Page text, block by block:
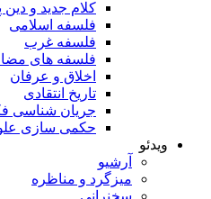
کلام جدید و
فلسفه اسلامی
فلسفه غرب
فلسفه های
اخلاق و عرفان
تاریخ انتقادی
جریان شناسی
حکمی سازی
ویدئو
آرشیو
میزگرد و مناظره
سخنرانی